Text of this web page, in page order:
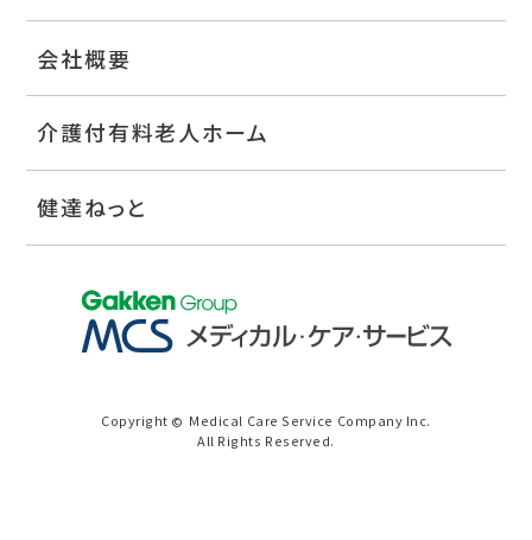
会社概要
介護付有料老人ホーム
健達ねっと
Copyright © Medical Care Service Company Inc.
All Rights Reserved.